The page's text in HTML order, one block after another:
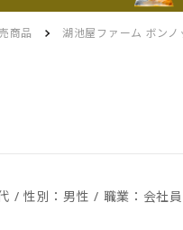
商品 湖池屋ファーム ボン
/ 性別：男性 / 職業：会社